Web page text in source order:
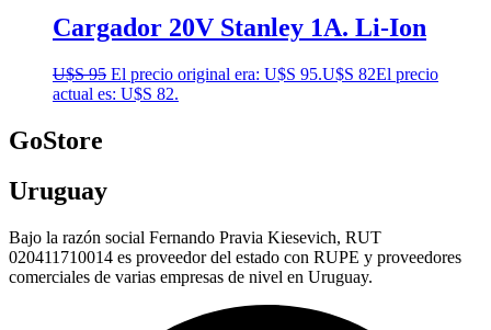
Cargador 20V Stanley 1A. Li-Ion
U$S95 El precio original era: U$S 95.U$S 82El precio
actual es: U$S 82.
GoStore
Uruguay
Bajo la razón social Fernando Pravia Kiesevich, RUT
020411710014 es proveedor del estado con RUPE y proveedores
comerciales de varias empresas de nivel en Uruguay.